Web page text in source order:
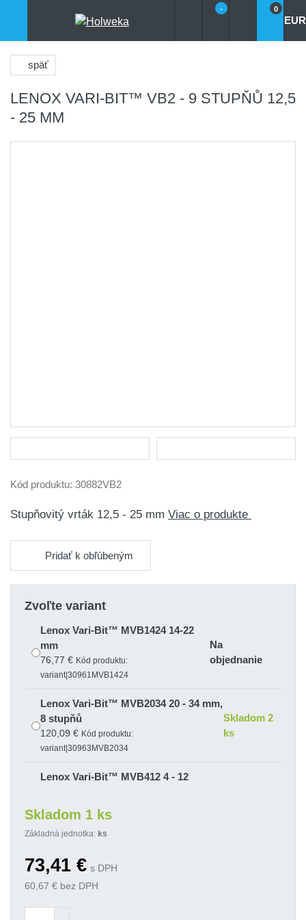
- 0
EUR
späť
LENOX VARI-BIT™ VB2 - 9 STUPŇŮ 12,5
- 25 MM
Kód produktu: 30882VB2
Stupňovitý vrták 12,5 - 25 mm Viac o produkte
Pridať k obľúbeným
Zvoľte variant
Lenox Vari-Bit™ MVB1424 14-22
mm
76,77 € Kód produktu:
variant|30961MVB1424
Na
objednanie
Lenox Vari-Bit™ MVB2034 20 - 34 mm,
8 stupňů
120,09 € Kód produktu:
variant|30963MVB2034
Skladom 2
ks
Lenox Vari-Bit™ MVB412 4 - 12
Kód produktu:
variant|30960MVB412
mm, 10 stupňů
Kód produktu: variant|30964MVB528PG
LENOX Vari-Bit™ MVB618 - 7 stupňů
Skladom 1 ks
Základná jednotka: ks
73,41 € s DPH
60,67 € bez DPH